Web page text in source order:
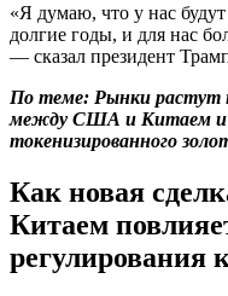
«Я думаю, что у нас
долгие годы, и для нас
— сказал президент
По теме: Рынки растут
между США и Китаем и
токенизированного
Как новая
Китаем
регулирования